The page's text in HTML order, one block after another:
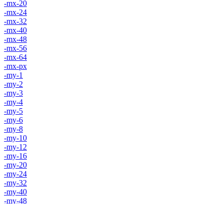
-mx-20
-mx-24
-mx-32
-mx-40
-mx-48
-mx-56
-mx-64
-mx-px
-my-1
-my-2
-my-3
-my-4
-my-5
-my-6
-my-8
-my-10
-my-12
-my-16
-my-20
-my-24
-my-32
-my-40
-my-48